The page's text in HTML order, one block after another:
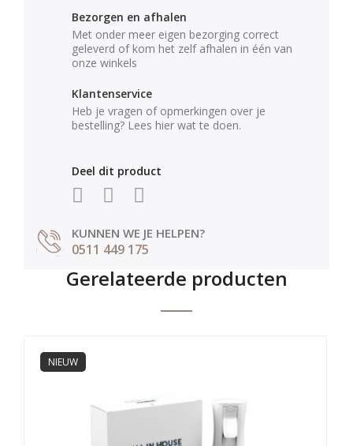
Bezorgen en afhalen
Met onder meer eigen bezorging correct
geleverd of kom het zelf afhalen in één van
onze winkels
Klantenservice
Heb je vragen of opmerkingen over je
bestelling? Lees hier wat te doen.
Deel dit product
KUNNEN WE JE HELPEN?
0511 449 175
Gerelateerde producten
NIEUW